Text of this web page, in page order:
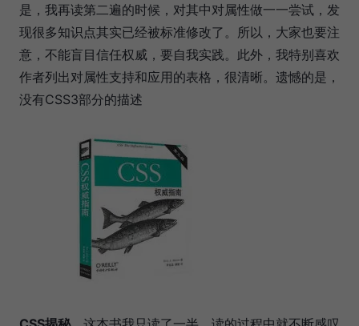
是，我再读第二遍的时候，对其中对属性做一一尝试，发
现很多知识点其实已经被标准修改了。所以，大家也要注
意，不能盲目信任权威，要自我实践。此外，我特别喜欢
作者列出对属性支持和应用的表格，很清晰。遗憾的是，
没有CSS3部分的描述